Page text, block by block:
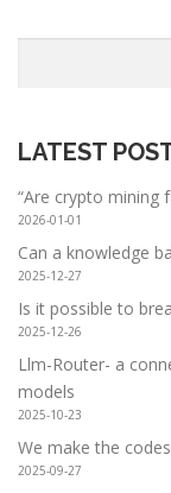
g
a
t
i
o
n
LATEST
“Are crypto mining
2026-01-01
Can a knowledge
2025-12-27
Is it possible to
2025-12-26
Llm-Router- a
models
2025-10-23
We make the
2025-09-27